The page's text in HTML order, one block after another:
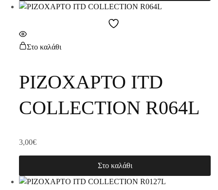
Στο καλάθι
ΡΙΖΟΧΑΡΤΟ ITD
COLLECTION R064L
3,00€
Στο καλάθι